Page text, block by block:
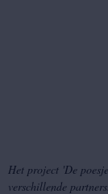
Het project 'De
verschillende